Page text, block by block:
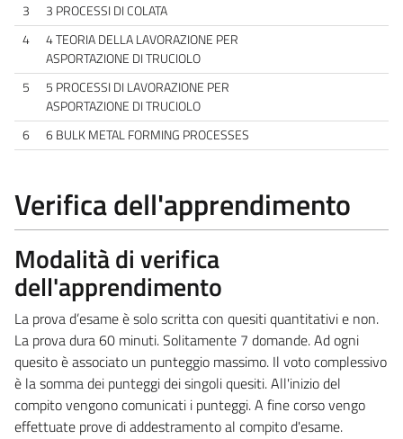
3
3 PROCESSI DI COLATA
4
4 TEORIA DELLA LAVORAZIONE PER
ASPORTAZIONE DI TRUCIOLO
5
5 PROCESSI DI LAVORAZIONE PER
ASPORTAZIONE DI TRUCIOLO
6
6 BULK METAL FORMING PROCESSES
Verifica dell'apprendimento
Modalità di verifica
dell'apprendimento
La prova d’esame è solo scritta con quesiti quantitativi e non.
La prova dura 60 minuti. Solitamente 7 domande. Ad ogni
quesito è associato un punteggio massimo. Il voto complessivo
è la somma dei punteggi dei singoli quesiti. All'inizio del
compito vengono comunicati i punteggi. A fine corso vengo
effettuate prove di addestramento al compito d'esame.